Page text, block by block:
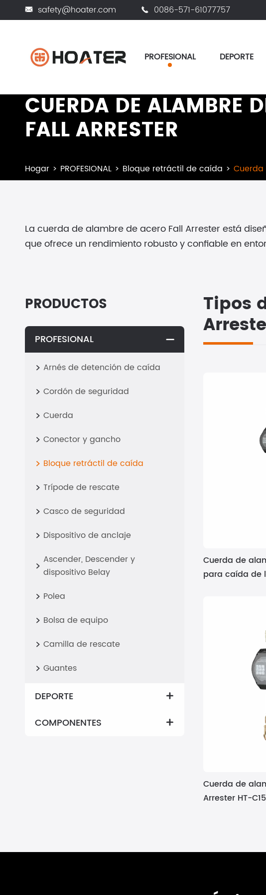
 safety@hoater.com  0086-571-61077757
PROFESIONAL DEPORTE
CUERDA DE ALAMBRE
FALL ARRESTER
Hogar PROFESIONAL Bloque retráctil de caída
La cuerda de alambre de acero Fall Arrester está
que ofrece un rendimiento robusto y confiable en
PRODUCTOS
PROFESIONAL 
 Arnés de detención de caída
 Cordón de seguridad
 Cuerda
 Conector y gancho
 Bloque retráctil de caída
 Trípode de rescate
 Casco de seguridad
 Dispositivo de anclaje

Ascender, Descender y
dispositivo Belay
 Polea
 Bolsa de equipo
 Camilla de rescate
 Guantes
DEPORTE 
COMPONENTES 
Tipos
Cuerda de
para caída de
Cuerda de
Arrester HT-